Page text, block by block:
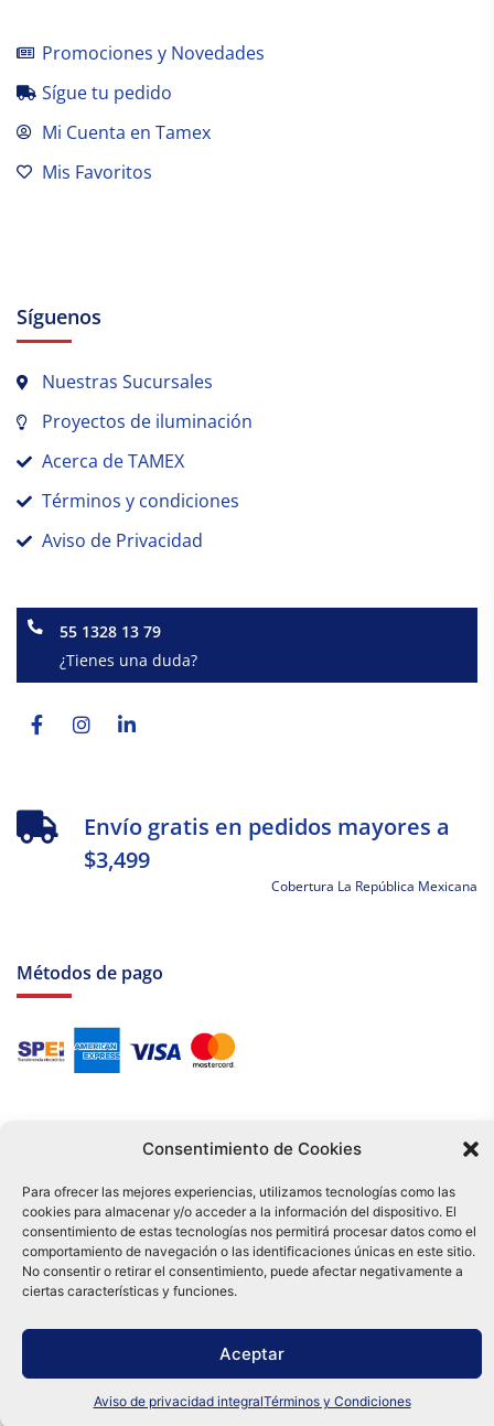
Consentimiento de Cookies
Para ofrecer las mejores experiencias, utilizamos tecnologías como las
cookies para almacenar y/o acceder a la información del dispositivo. El
consentimiento de estas tecnologías nos permitirá procesar datos como el
comportamiento de navegación o las identificaciones únicas en este sitio.
No consentir o retirar el consentimiento, puede afectar negativamente a
ciertas características y funciones.
Aceptar
Aviso de privacidad integralTérminos y Condiciones
Promociones y Novedades
Sígue tu pedido
Mi Cuenta en Tamex
Mis Favoritos
Síguenos
Nuestras Sucursales
Proyectos de iluminación
Acerca de TAMEX
Términos y condiciones
Aviso de Privacidad
55 1328 13 79
¿Tienes una duda?
f
Envío gratis en pedidos mayores a
$3,499
Cobertura La República Mexicana
Métodos de pago
Tu compra es respaldada por nuestro certificado SSL y operada bajo las
mejores prácticas de seguridad.
Distribuidora Tamex - México
e-commerce